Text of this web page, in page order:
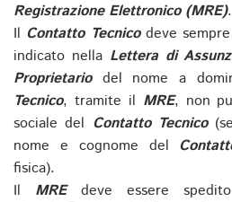
Registrazione Elettronico (MRE).
Il Contatto Tecnicodeve
indicato nella Lettera di
Proprietariodel nome a
Tecnico, tramite il MRE, non
sociale del Contatto Tecnico
nome e cognome del
fisica).
Il MREdeve essere